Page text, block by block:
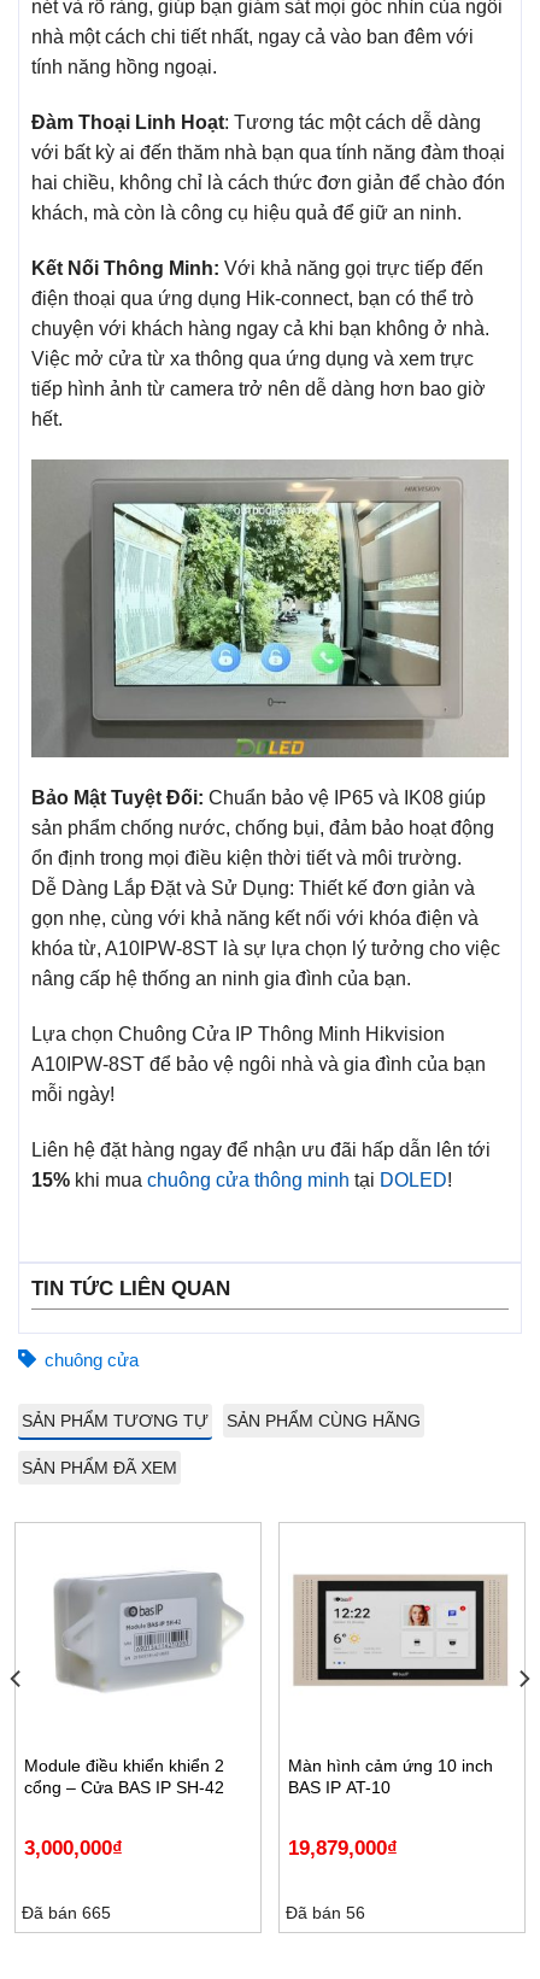
nét và rõ ràng, giúp bạn giám sát mọi góc nhìn của ngôi
nhà một cách chi tiết nhất, ngay cả vào ban đêm với
tính năng hồng ngoại.
Đàm Thoại Linh Hoạt: Tương tác một cách dễ dàng
với bất kỳ ai đến thăm nhà bạn qua tính năng đàm thoại
hai chiều, không chỉ là cách thức đơn giản để chào đón
khách, mà còn là công cụ hiệu quả để giữ an ninh.
Kết Nối Thông Minh: Với khả năng gọi trực tiếp đến
điện thoại qua ứng dụng Hik-connect, bạn có thể trò
chuyện với khách hàng ngay cả khi bạn không ở nhà.
Việc mở cửa từ xa thông qua ứng dụng và xem trực
tiếp hình ảnh từ camera trở nên dễ dàng hơn bao giờ
hết.
Bảo Mật Tuyệt Đối: Chuẩn bảo vệ IP65 và IK08 giúp
sản phẩm chống nước, chống bụi, đảm bảo hoạt động
ổn định trong mọi điều kiện thời tiết và môi trường.
Dễ Dàng Lắp Đặt và Sử Dụng: Thiết kế đơn giản và
gọn nhẹ, cùng với khả năng kết nối với khóa điện và
khóa từ, A10IPW-8ST là sự lựa chọn lý tưởng cho việc
nâng cấp hệ thống an ninh gia đình của bạn.
Lựa chọn Chuông Cửa IP Thông Minh Hikvision
A10IPW-8ST để bảo vệ ngôi nhà và gia đình của bạn
mỗi ngày!
Liên hệ đặt hàng ngay để nhận ưu đãi hấp dẫn lên tới
15% khi mua chuông cửa thông minh tại DOLED!
TIN TỨC LIÊN QUAN
chuông cửa
SẢN PHẨM TƯƠNG TỰ SẢN PHẨM CÙNG HÃNG
SẢN PHẨM ĐÃ XEM
Module điều khiển khiển 2
cổng – Cửa BAS IP SH-42
3,000,000₫
Đã bán 665
Màn hình cảm ứng 10 inch
BAS IP AT-10
19,879,000₫
Đã bán 56